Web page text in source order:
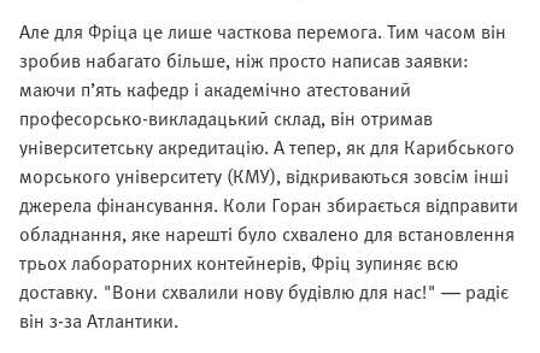
Але для Фріца це лише часткова перемога. Тим часом він
зробив набагато більше, ніж просто написав заявки:
маючи п’ять кафедр і академічно атестований
професорсько-викладацький склад, він отримав
університетську акредитацію. А тепер, як для Карибського
морського університету (КМУ), відкриваються зовсім інші
джерела фінансування. Коли Горан збирається відправити
обладнання, яке нарешті було схвалено для встановлення
трьох лабораторних контейнерів, Фріц зупиняє всю
доставку. "Вони схвалили нову будівлю для нас!" — радіє
він з-за Атлантики.